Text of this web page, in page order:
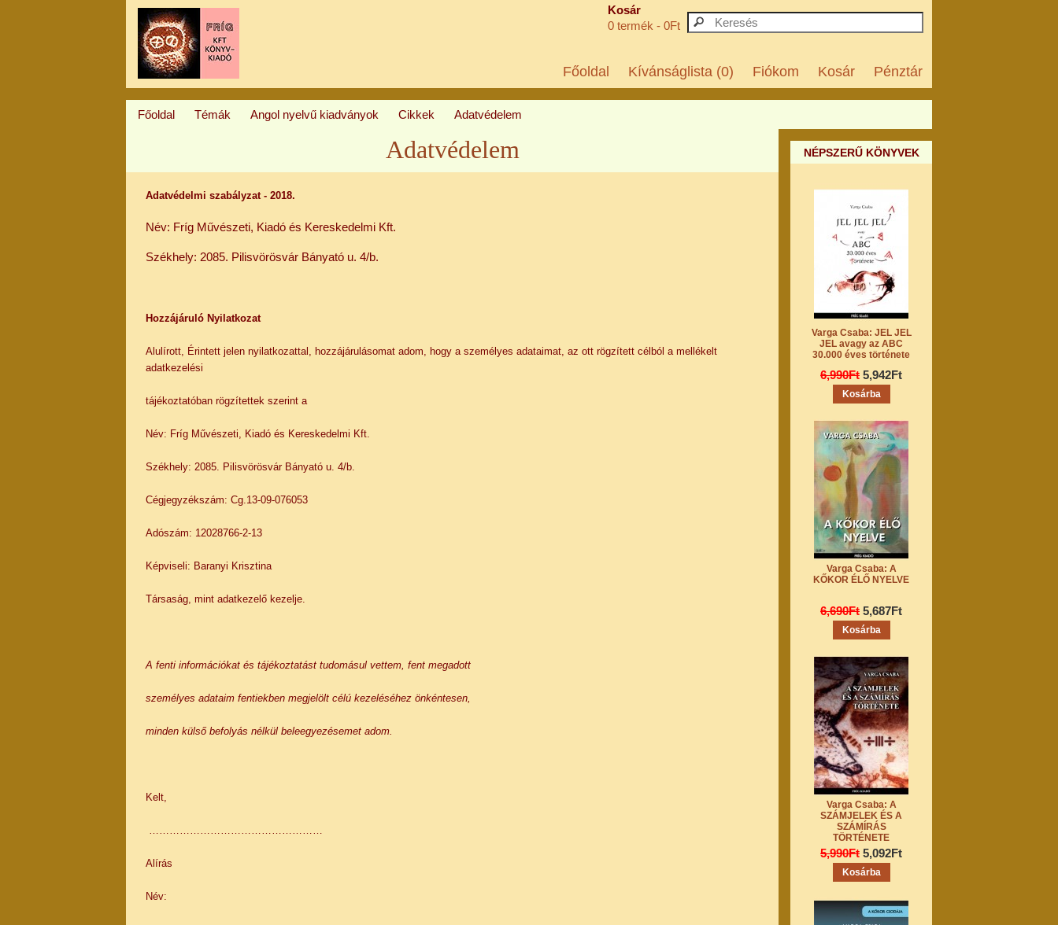
Kosár
0 termék - 0Ft
Főoldal Kívánságlista (0) Fiókom Kosár Pénztár
Főoldal Témák Angol nyelvű kiadványok Cikkek Adatvédelem
NÉPSZERŰ KÖNYVEK
Varga Csaba: JEL JEL
JEL avagy az ABC
30.000 éves története
6,990Ft 5,942Ft
Varga Csaba: A
KŐKOR ÉLŐ NYELVE
6,690Ft 5,687Ft
Varga Csaba: A
SZÁMJELEK ÉS A
SZÁMÍRÁS
TÖRTÉNETE
5,990Ft 5,092Ft
Adatvédelem
Adatvédelmi szabályzat - 2018.
Név: Fríg Művészeti, Kiadó és Kereskedelmi Kft.
Székhely: 2085. Pilisvörösvár Bányató u. 4/b.
Hozzájáruló Nyilatkozat
Alulírott, Érintett jelen nyilatkozattal, hozzájárulásomat adom, hogy a személyes adataimat, az ott rögzített célból a mellékelt
adatkezelési
tájékoztatóban rögzítettek szerint a
Név: Fríg Művészeti, Kiadó és Kereskedelmi Kft.
Székhely: 2085. Pilisvörösvár Bányató u. 4/b.
Cégjegyzékszám: Cg.13-09-076053
Adószám: 12028766-2-13
Képviseli: Baranyi Krisztina
Társaság, mint adatkezelő kezelje.
A fenti információkat és tájékoztatást tudomásul vettem, fent megadott
személyes adataim fentiekben megjelölt célú kezeléséhez önkéntesen,
minden külső befolyás nélkül beleegyezésemet adom.
Kelt,
……………………………………………
Alírás
Név: